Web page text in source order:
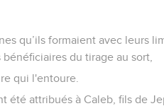
qu’ils formaient avec leurs
du tirage au sort,
qui l'entoure.
été attribués à Caleb, fils de